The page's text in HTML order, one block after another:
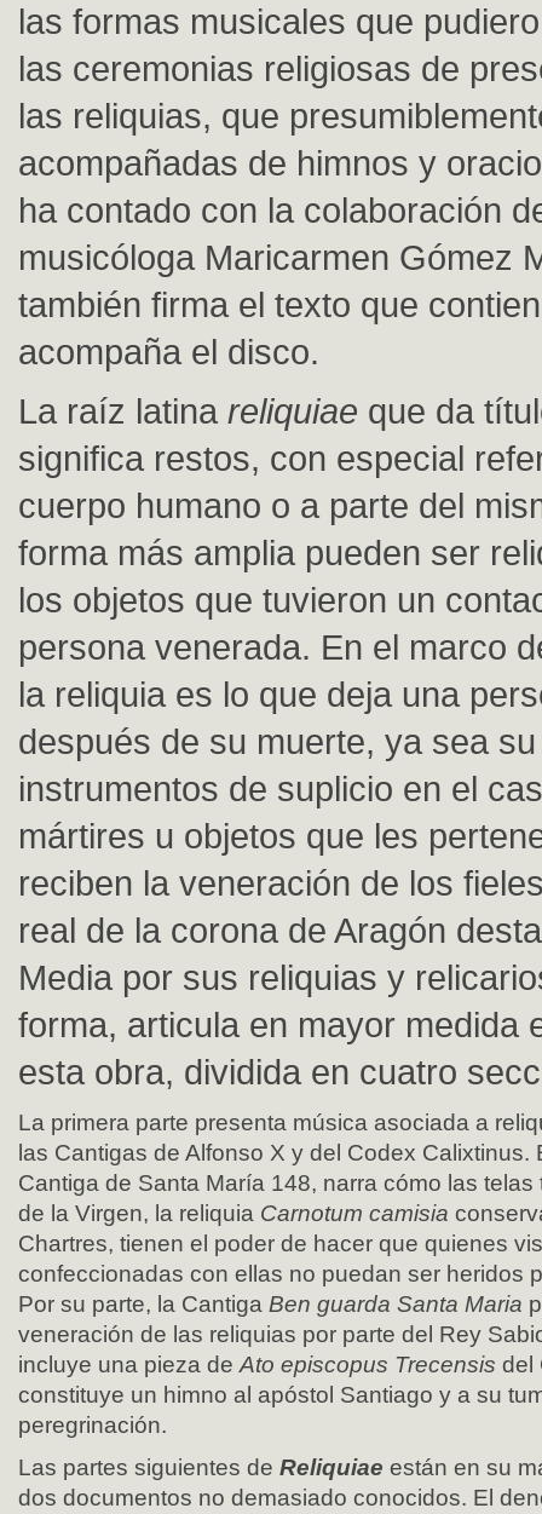
las formas musicales que
las ceremonias religiosas de
las reliquias, que
acompañadas de himnos y
ha contado con la colaboración
musicóloga Maricarmen Gómez
también firma el texto que
acompaña el disco.
La raíz latina reliquiae que da
significa restos, con especial
cuerpo humano o a parte del
forma más amplia pueden ser
los objetos que tuvieron un
persona venerada. En el marco
la reliquia es lo que deja una
después de su muerte, ya sea
instrumentos de suplicio en el
mártires u objetos que les
reciben la veneración de los
real de la corona de Aragón
Media por sus reliquias y
forma, articula en mayor medida
esta obra, dividida en cuatro
La primera parte presenta música asociada a
las Cantigas de Alfonso X y del Codex Calixtinus.
Cantiga de Santa María 148, narra cómo las
de la Virgen, la reliquia Carnotum camisia
Chartres, tienen el poder de hacer que quienes
confeccionadas con ellas no puedan ser heridos
Por su parte, la Cantiga Ben guarda Santa Maria
veneración de las reliquias por parte del Rey
incluye una pieza de Ato episcopus Trecensis del
constituye un himno al apóstol Santiago y a su
peregrinación.
Las partes siguientes de Reliquiae están en su
dos documentos no demasiado conocidos. El